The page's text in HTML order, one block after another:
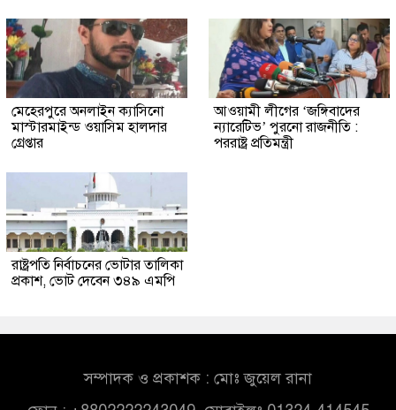
মেহেরপুরে অনলাইন ক্যাসিনো
মাস্টারমাইন্ড ওয়াসিম হালদার
গ্রেপ্তার
আওয়ামী লীগের ‘জঙ্গিবাদের
ন্যারেটিভ’ পুরনো রাজনীতি :
পররাষ্ট্র প্রতিমন্ত্রী
রাষ্ট্রপতি নির্বাচনের ভোটার তালিকা
প্রকাশ, ভোট দেবেন ৩৪৯ এমপি
সম্পাদক ও প্রকাশক : মোঃ জুয়েল রানা